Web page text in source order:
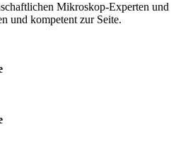
Mikroskop-Experten und
und kompetent zur Seite.